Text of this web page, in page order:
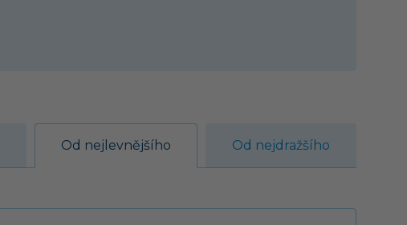
Od nejlevnějšího Od nejdražšího